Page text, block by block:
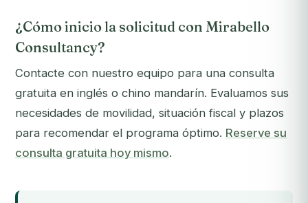
¿Cómo inicio la solicitud con Mirabello
Consultancy?
Contacte con nuestro equipo para una consulta
gratuita en inglés o chino mandarín. Evaluamos sus
necesidades de movilidad, situación fiscal y plazos
para recomendar el programa óptimo. Reserve su
consulta gratuita hoy mismo.